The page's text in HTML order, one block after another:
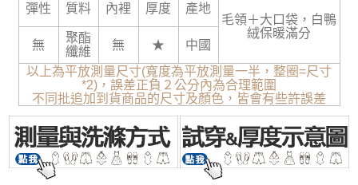
彈性 質料 內裡 厚度
產地
毛領＋大口袋，白鴨
絨保暖滿分
無
聚酯
纖維
無 ★
中國
以上為平放測量尺寸(寬度為平放測量一半，整圈=尺寸
*2)，誤差正負２公分內為合理範圍
不同批追加到貨商品的尺寸及顏色，皆會有些許誤差